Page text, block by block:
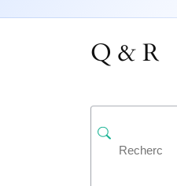
Q & R